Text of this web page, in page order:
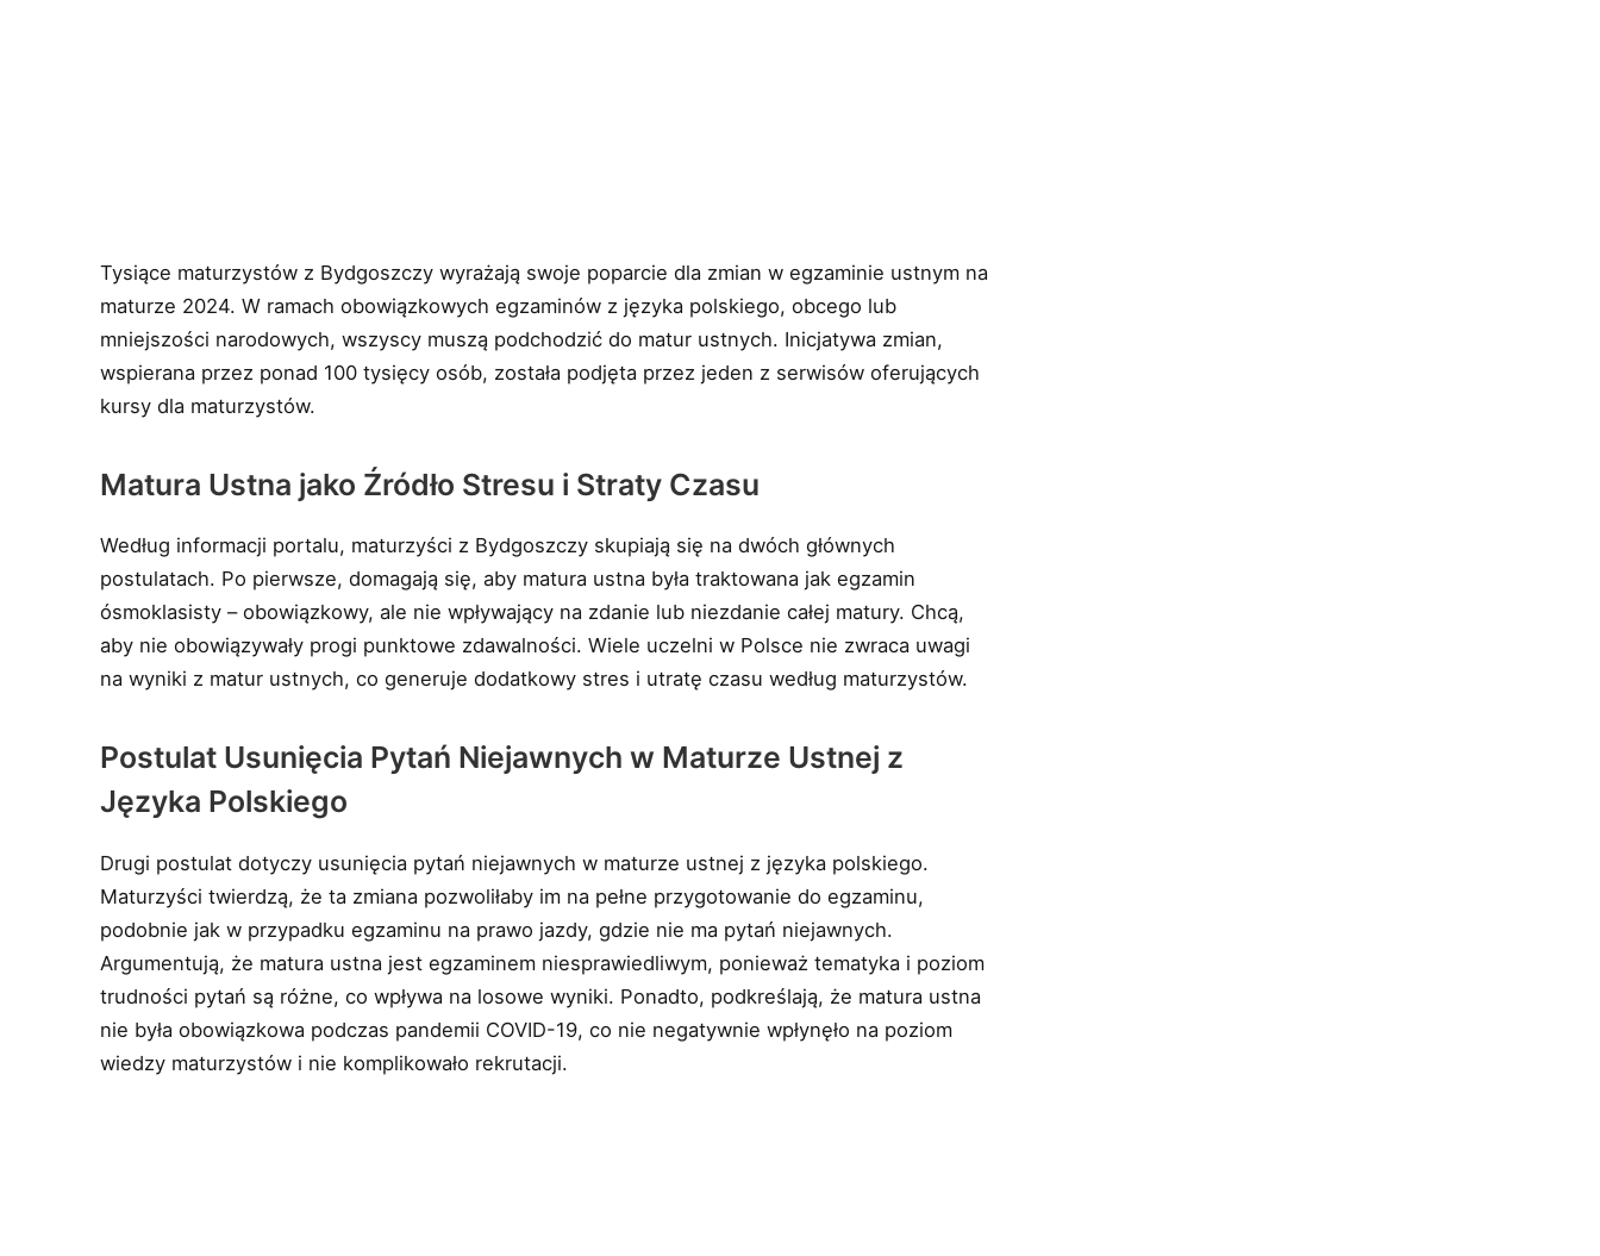
Tysiące maturzystów z Bydgoszczy wyrażają swoje poparcie dla zmian w egzaminie ustnym na
maturze 2024. W ramach obowiązkowych egzaminów z języka polskiego, obcego lub
mniejszości narodowych, wszyscy muszą podchodzić do matur ustnych. Inicjatywa zmian,
wspierana przez ponad 100 tysięcy osób, została podjęta przez jeden z serwisów oferujących
kursy dla maturzystów.
Matura Ustna jako Źródło Stresu i Straty Czasu
Według informacji portalu, maturzyści z Bydgoszczy skupiają się na dwóch głównych
postulatach. Po pierwsze, domagają się, aby matura ustna była traktowana jak egzamin
ósmoklasisty – obowiązkowy, ale nie wpływający na zdanie lub niezdanie całej matury. Chcą,
aby nie obowiązywały progi punktowe zdawalności. Wiele uczelni w Polsce nie zwraca uwagi
na wyniki z matur ustnych, co generuje dodatkowy stres i utratę czasu według maturzystów.
Postulat Usunięcia Pytań Niejawnych w Maturze Ustnej z
Języka Polskiego
Drugi postulat dotyczy usunięcia pytań niejawnych w maturze ustnej z języka polskiego.
Maturzyści twierdzą, że ta zmiana pozwoliłaby im na pełne przygotowanie do egzaminu,
podobnie jak w przypadku egzaminu na prawo jazdy, gdzie nie ma pytań niejawnych.
Argumentują, że matura ustna jest egzaminem niesprawiedliwym, ponieważ tematyka i poziom
trudności pytań są różne, co wpływa na losowe wyniki. Ponadto, podkreślają, że matura ustna
nie była obowiązkowa podczas pandemii COVID-19, co nie negatywnie wpłynęło na poziom
wiedzy maturzystów i nie komplikowało rekrutacji.